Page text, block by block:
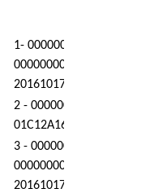
1-
2 - 0000001HL17111
01C12A16 1010
3 -